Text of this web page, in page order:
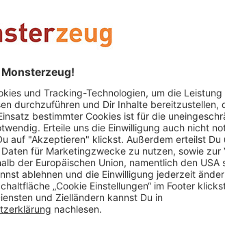
PERSONALISIERBAR
Wochenendhaus
9.000,95 €